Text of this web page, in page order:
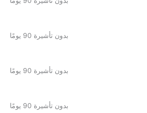
بدون تأشيرة 90 يومًا
بدون تأشيرة 90 يومًا
بدون تأشيرة 90 يومًا